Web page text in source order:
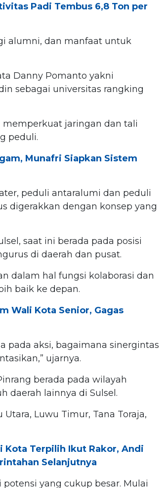
Padi Tembus 6,8 Ton per
alumni, dan manfaat untuk
Danny Pomanto yakni
sebagai universitas rangking
jaringan dan tali
peduli.
Munafri Siapkan Sistem
peduli antaralumi dan peduli
digerakkan dengan konsep yang
saat ini berada pada posisi
di daerah dan pusat.
dalam hal fungsi kolaborasi dan
baik ke depan.
Wali Kota Senior, Gagas
pada aksi, bagaimana sinergintas
ujarnya.
berada pada wilayah
daerah lainnya di Sulsel.
Luwu Timur, Tana Toraja,
Kota Terpilih Ikut Rakor, Andi
Selanjutnya
yang cukup besar. Mulai